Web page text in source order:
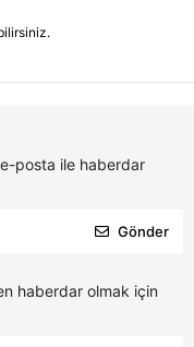
posta ile haberdar
Gönder
haberdar olmak için